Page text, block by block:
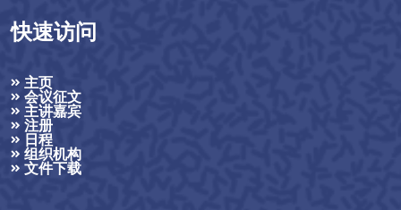
快速访问
主页
会议征文
主讲嘉宾
注册
日程
组织机构
文件下载